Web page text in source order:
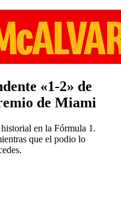
«1-2» de
de Miami
en la Fórmula 1.
que el podio lo